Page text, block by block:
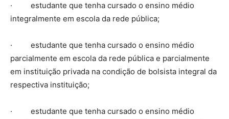
· estudante que tenha cursado o ensino médio
integralmente em escola da rede pública;
· estudante que tenha cursado o ensino médio
parcialmente em escola da rede pública e parcialmente
em instituição privada na condição de bolsista integral da
respectiva instituição;
· estudante que tenha cursado o ensino médio